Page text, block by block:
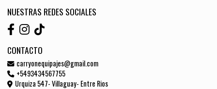
NUESTRAS REDES SOCIALES
CONTACTO
carryonequipajes@gmail.com
+5493434567755
Urquiza 547- Villaguay- Entre Rios